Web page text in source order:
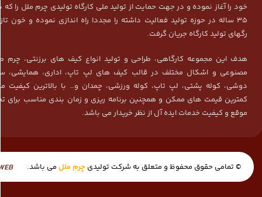
خود را آغاز نموده و در جهت حمایت از تولید ملی کارگاه تولیدی چرم ملل را که
35 ساله در حوزه تولید فعالیت داشته را مجددا راه اندازی نموده و خون
رگهای تولید کارگاه جریان گرفت.
هدف این مجموعه کارگاهی، طراحی و تولید انواع کیف های برزنتی، چرم
مصنوعی و اشکال مختلف در قالب کیف های لپ تاپ، اداری، همایشی،
دوشی، کوله پشتی، لپ تاپ، کوله ورزشی، چمدان و… با بالاترین کیفیت
کمترین قیمت های ممکن و همچنین برنامه ریزی و زمان بندی مناسب برای
موقع و کیفیت خدمات ایده آل از نظر خریدار می باشد.
© تمامی حقوق محفوظ و متعلق به شرکت تولیدیچرم مللمی باشد.